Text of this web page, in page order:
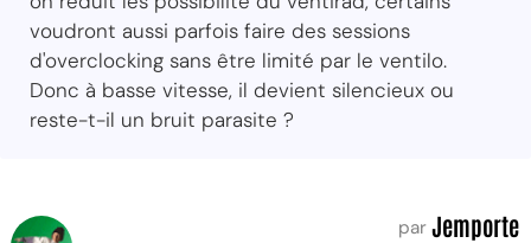
voudront aussi parfois faire des sessions
d'overclocking sans être limité par le ventilo.
Donc à basse vitesse, il devient silencieux ou
reste-t-il un bruit parasite ?
par Jemporte